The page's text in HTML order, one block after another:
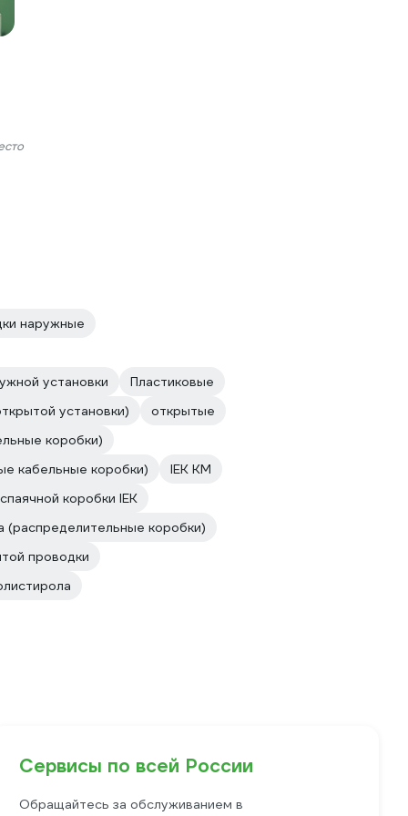
наружные
установки
Пластиковые
установки)
открытые
коробки)
кабельные коробки)
IEK КМ
коробки IEK
(распределительные коробки)
проводки
Сервисы по всей России
Обращайтесь за обслуживанием в